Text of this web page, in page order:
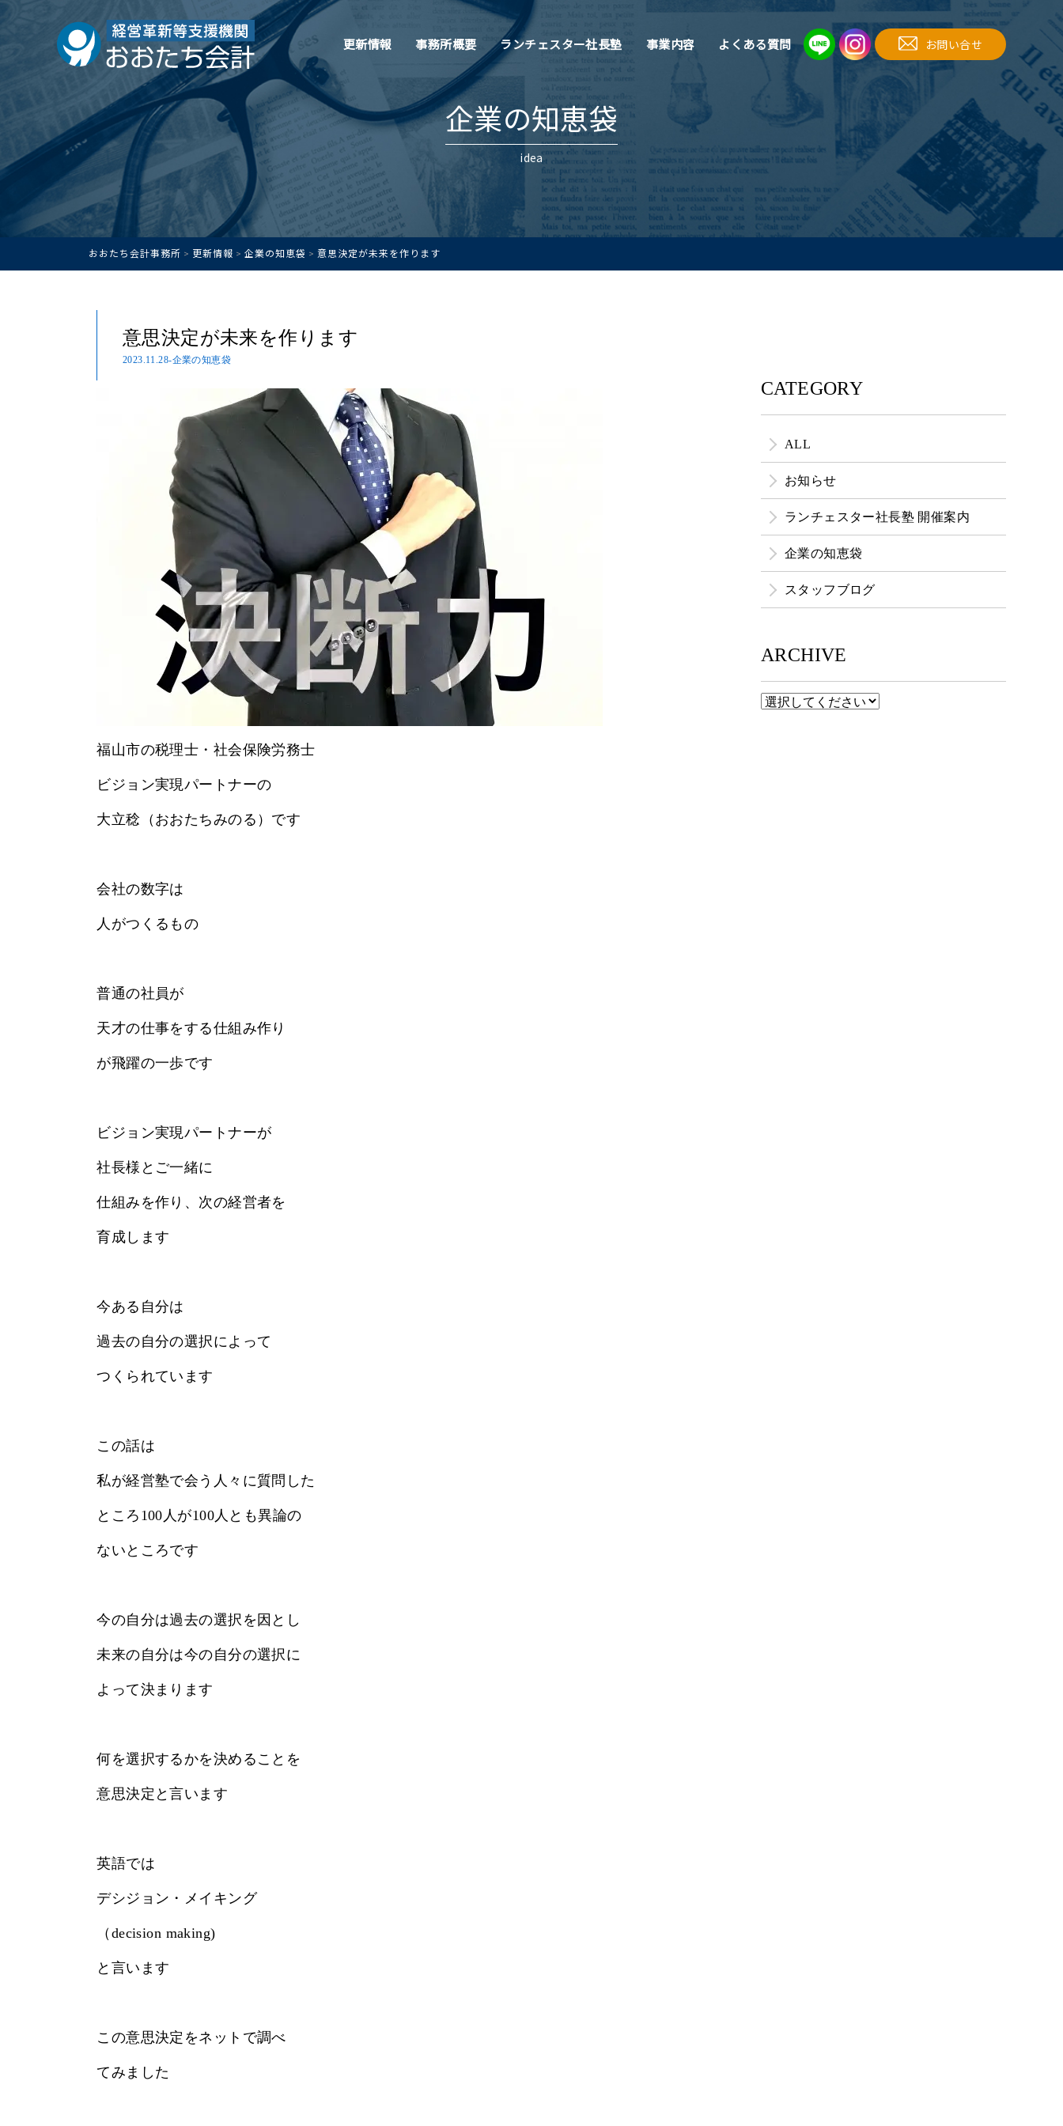
更新情報 事務所概要 ランチェスター社長塾 事業内容 よくある質問 お問い合せ
企業の知恵袋
idea
おおたち会計事務所 > 更新情報 > 企業の知恵袋 > 意思決定が未来を作ります
意思決定が未来を作ります
2023.11.28-企業の知恵袋
福山市の税理士・社会保険労務士
ビジョン実現パートナーの
大立稔（おおたちみのる）です
会社の数字は
人がつくるもの
普通の社員が
天才の仕事をする仕組み作り
が飛躍の一歩です
ビジョン実現パートナーが
社長様とご一緒に
仕組みを作り、次の経営者を
育成します
今ある自分は
過去の自分の選択によって
つくられています
この話は
私が経営塾で会う人々に質問した
ところ100人が100人とも異論の
ないところです
今の自分は過去の選択を因とし
未来の自分は今の自分の選択に
よって決まります
何を選択するかを決めることを
意思決定と言います
英語では
デシジョン・メイキング
（decision making)
と言います
この意思決定をネットで調べ
てみました
CATEGORY
ALL
お知らせ
ランチェスター社長塾 開催案内
企業の知恵袋
スタッフブログ
ARCHIVE